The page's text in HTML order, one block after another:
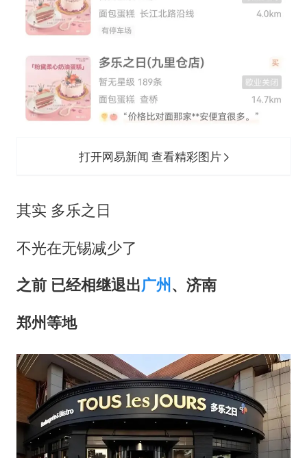
打开网易新闻 查看精彩图片
其实 多乐之日
不光在无锡减少了
之前 已经相继退出广州 、济南
郑州等地